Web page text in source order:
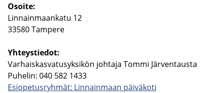
Osoi­te:
Lin­nain­maan­ka­tu 12
33580 Tam­pe­re
Yh­teys­tie­dot:
Var­hais­kas­va­tusyk­si­kön joh­ta­ja Tommi Jär­ven­taus­ta
Pu­he­lin: 040 582 1433
Esio­pe­tus­ryh­mät: Lin­nain­maan päi­vä­ko­ti